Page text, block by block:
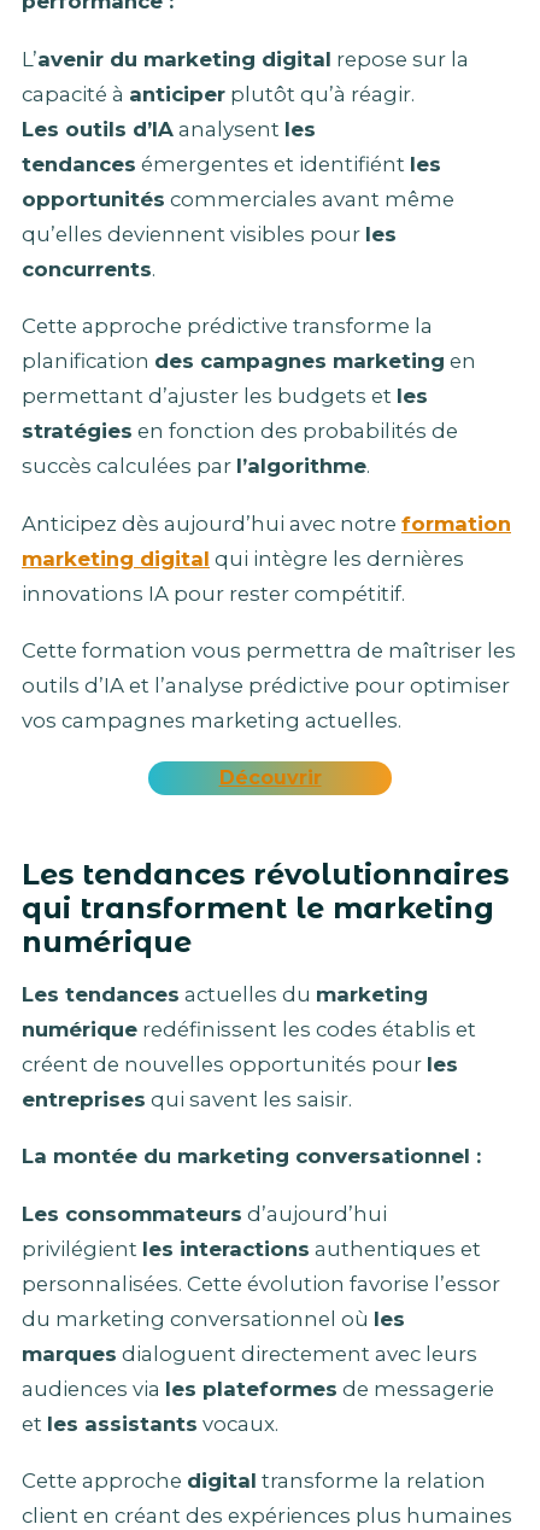
L’avenir du marketing digital repose sur la
capacité à anticiper plutôt qu’à réagir.
Les outils d’IA analysent les
tendances émergentes et identifiént les
opportunités commerciales avant même
qu’elles deviennent visibles pour les
concurrents.
Cette approche prédictive transforme la
planification des campagnes marketing en
permettant d’ajuster les budgets et les
stratégies en fonction des probabilités de
succès calculées par l’algorithme.
Anticipez dès aujourd’hui avec notre formation
marketing digital qui intègre les dernières
innovations IA pour rester compétitif.
Cette formation vous permettra de maîtriser les
outils d’IA et l’analyse prédictive pour optimiser
vos campagnes marketing actuelles.
Découvrir
Les tendances révolutionnaires
qui transforment le marketing
numérique
Les tendances actuelles du marketing
numérique redéfinissent les codes établis et
créent de nouvelles opportunités pour les
entreprises qui savent les saisir.
La montée du marketing conversationnel :
Les consommateurs d’aujourd’hui
privilégient les interactions authentiques et
personnalisées. Cette évolution favorise l’essor
du marketing conversationnel où les
marques dialoguent directement avec leurs
audiences via les plateformes de messagerie
et les assistants vocaux.
Cette approche digital transforme la relation
client en créant des expériences plus humaines